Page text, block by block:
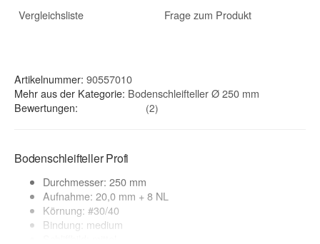
Vergleichsliste
Frage zum Produkt
Artikelnummer: 90557010
Mehr aus der Kategorie: Bodenschleifteller Ø 250 mm
Bewertungen:
(2)
Bodenschleifteller Profi
Durchmesser: 250 mm
Aufnahme: 20,0 mm + 8 NL
Körnung: #30/40
Bindung: medium